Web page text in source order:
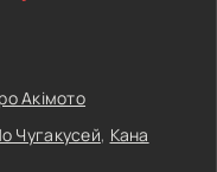
Акімото
Чугакусей, Кана